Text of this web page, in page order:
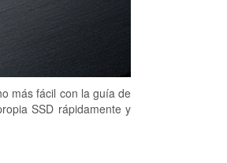
más fácil con la guía de
SSD rápidamente y